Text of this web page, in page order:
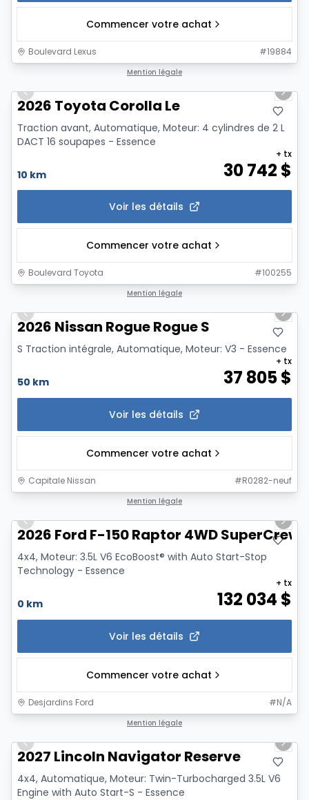
Commencer votre achat
Boulevard Lexus #19884
Mention légale
Previous slide
Next
2026 Toyota Corolla Le
Traction avant, Automatique, Moteur: 4 cylindres de 2 L
DACT 16 soupapes - Essence
10 km 30 742 $
+ tx
Voir les détails
Commencer votre achat
Boulevard Toyota #100255
Mention légale
Previous slide
Next
2026 Nissan Rogue Rogue S
S Traction intégrale, Automatique, Moteur: V3 - Essence
50 km 37 805$
+ tx
Voir les détails
Commencer votre achat
Capitale Nissan #R0282-neuf
Mention légale
Previous slide
Next
2026 Ford F-150 Raptor 4WD SuperCrew
4x4, Moteur: 3.5L V6 EcoBoost® with Auto Start-Stop
Technology - Essence
0 km 132 034 $
+ tx
Voir les détails
Commencer votre achat
Desjardins Ford #N/A
Mention légale
Previous slide
Next
2027 Lincoln Navigator Reserve
4x4, Automatique, Moteur: Twin-Turbocharged 3.5L V6
Engine with Auto Start-S - Essence